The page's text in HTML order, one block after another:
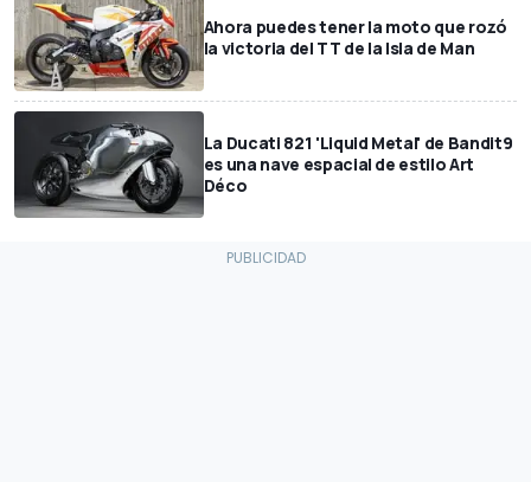
Ahora puedes tener la moto que rozó
la victoria del TT de la Isla de Man
La Ducati 821 'Liquid Metal' de Bandit9
es una nave espacial de estilo Art
Déco